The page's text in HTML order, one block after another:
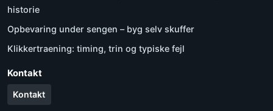
historie
Opbevaring under sengen – byg selv skuffer
Klikkertraening: timing, trin og typiske fejl
Kontakt
Kontakt